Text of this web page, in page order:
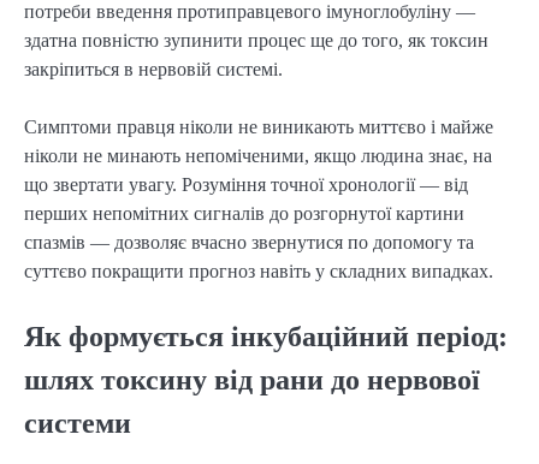
потреби введення протиправцевого імуноглобуліну —
здатна повністю зупинити процес ще до того, як токсин
закріпиться в нервовій системі.
Симптоми правця ніколи не виникають миттєво і майже
ніколи не минають непоміченими, якщо людина знає, на
що звертати увагу. Розуміння точної хронології — від
перших непомітних сигналів до розгорнутої картини
спазмів — дозволяє вчасно звернутися по допомогу та
суттєво покращити прогноз навіть у складних випадках.
Як формується інкубаційний період:
шлях токсину від рани до нервової
системи